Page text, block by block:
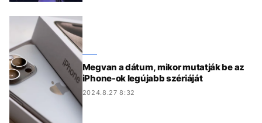
Megvan a dátum, mikor mutatják be az
iPhone-ok legújabb szériáját
2024.8.27 8:32